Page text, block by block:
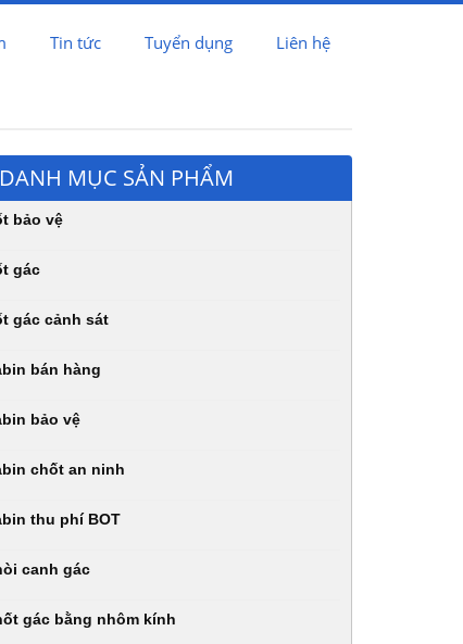
Tin tức Tuyển dụng Liên hệ
DANH MỤC SẢN PHẨM
bảo vệ
gác
gác cảnh sát
bán hàng
bảo vệ
chốt an ninh
thu phí BOT
canh gác
gác bằng nhôm kính